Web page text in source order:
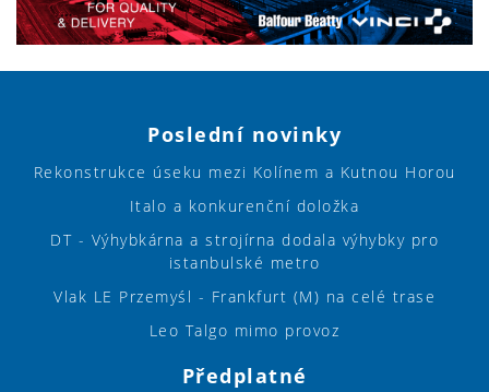
Poslední novinky
Rekonstrukce úseku mezi Kolínem a Kutnou Horou
Italo a konkurenční doložka
DT - Výhybkárna a strojírna dodala výhybky pro
istanbulské metro
Vlak LE Przemyśl - Frankfurt (M) na celé trase
Leo Talgo mimo provoz
Předplatné